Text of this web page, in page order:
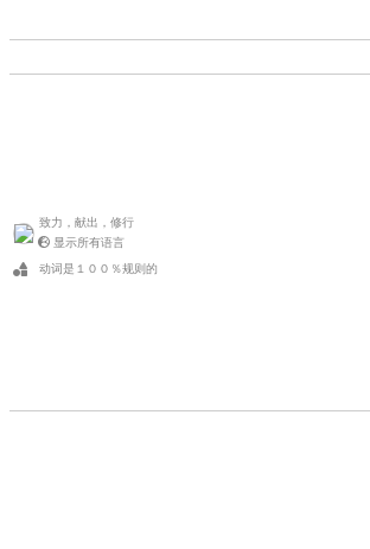
致力，献出，修行
显示所有语言
动词是１００％规则的